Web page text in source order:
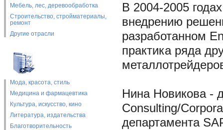
Мебель, лес, деревообработка
Строительство, стройматериалы,
ремонт
Другие отрасли
Мода, красота, стиль
Медицина и фармацевтика
Культура, искусство, кино
Литература, издательства
Благотворительность
В 2004-2005
внедрению
разработанном
практика ряда
Нина Новикова -
Consulting/
департамента